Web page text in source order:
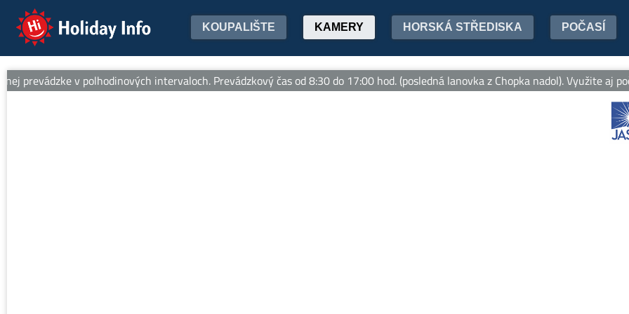
Holiday Info KOUPALIŠTE KAMERY HORSKÁ STŘEDISKA POČASÍ
v polhodinových intervaloch. Prevádzkový čas od 8:30 do 17:00 hod. (posledná lanovka z Chopka nadol). Využite aj